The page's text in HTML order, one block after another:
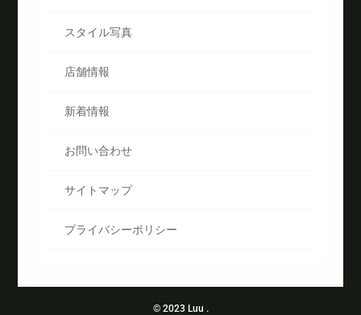
スタイル写真
店舗情報
新着情報
お問い合わせ
サイトマップ
プライバシーポリシー
© 2023 Luu .